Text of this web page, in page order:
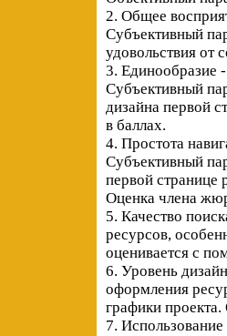
2. Общее
Субъективный
удовольствия от
3. Единообразие
Субъективный
дизайна первой
в баллах.
4. Простота
Субъективный
первой странице
Оценка члена
5. Качество
ресурсов,
оценивается с
6. Уровень
оформления
графики
7.